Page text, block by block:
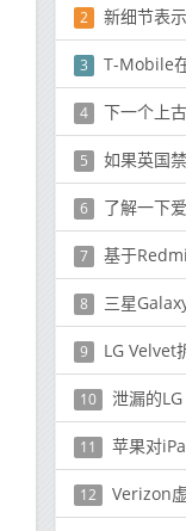
2 新细节表示
3 T-Mobile在
4 下一个上
5 如果英国
6 了解一下
7 基于Redmi 7A
8 三星Galaxy
9 LG Velvet
10 泄漏的LG G9
11 苹果对iPad
12 Verizon